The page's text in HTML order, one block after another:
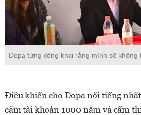
Dopa từng công khai rằng mình sẽ không
Điều khiến cho Dopa nổi tiếng
cấm tài khoản 1000 năm và cấm